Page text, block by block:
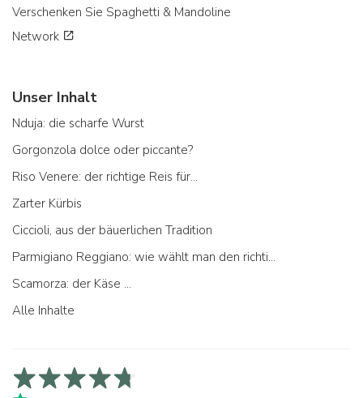
Verschenken Sie Spaghetti & Mandoline
Network
Unser Inhalt
Nduja: die scharfe Wurst
Gorgonzola dolce oder piccante?
Riso Venere: der richtige Reis für...
Zarter Kürbis
Ciccioli, aus der bäuerlichen Tradition
Parmigiano Reggiano: wie wählt man den richtigen aus
Scamorza: der Käse ...
Alle Inhalte